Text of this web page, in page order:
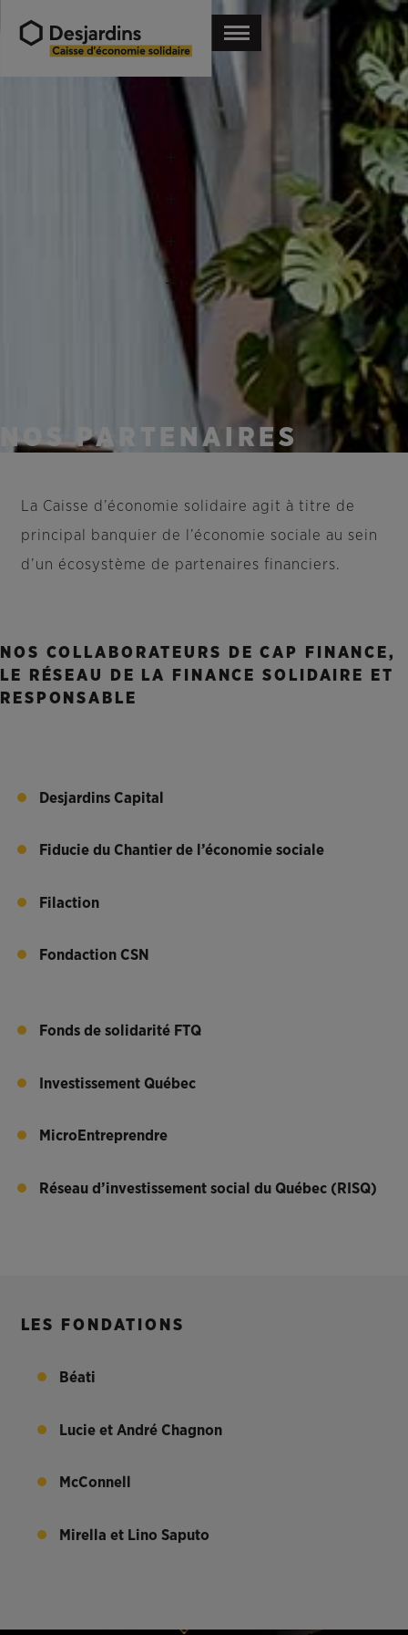
NOS PARTENAIRES
La Caisse d’économie solidaire agit à titre de
principal banquier de l’économie sociale au sein
d’un écosystème de partenaires financiers.
NOS COLLABORATEURS DE CAP FINANCE,
LE RÉSEAU DE LA FINANCE SOLIDAIRE ET
RESPONSABLE
Desjardins Capital
Fiducie du Chantier de l’économie sociale
Filaction
Fondaction CSN
Fonds de solidarité FTQ
Investissement Québec
MicroEntreprendre
Réseau d’investissement social du Québec (RISQ)
LES FONDATIONS
Béati
Lucie et André Chagnon
McConnell
Mirella et Lino Saputo